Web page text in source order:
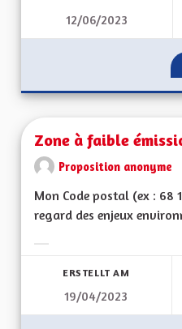
12/06/2023
Zone à faible
Proposition anonyme
Mon Code postal (ex :
regard des enjeux
ERSTELLT AM
19/04/2023